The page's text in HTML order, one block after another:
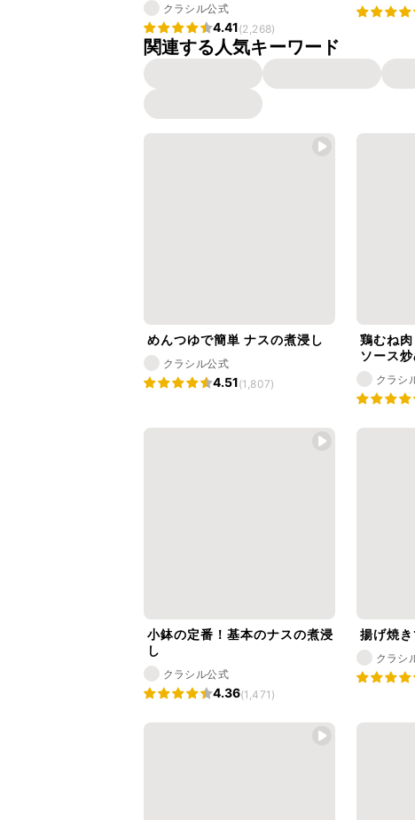
クラシル公式
4.41(2,268)
関連する人気キーワード
めんつゆで簡単 ナスの煮浸し
クラシル公式
4.51(1,807)
鶏むね
ソース
クラシ
小鉢の定番！基本のナスの煮浸
し
クラシル公式
4.36(1,471)
揚げ焼
クラシ